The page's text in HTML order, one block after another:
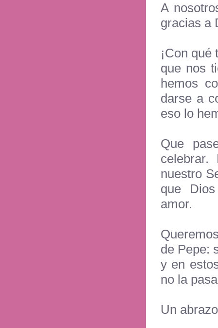
A
gracias a
¡Con
que nos
hemos
darse a
eso lo
Que
nuestro
que
amor.
de Pepe:
y en
no la
Un